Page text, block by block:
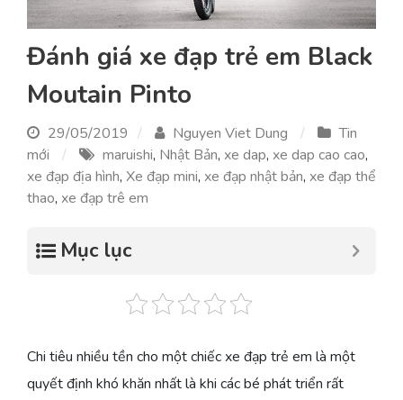
Đánh giá xe đạp trẻ em Black
Moutain Pinto
29/05/2019 Nguyen Viet Dung
Tin
mới
maruishi, Nhật Bản, xe dap, xe dap cao cao,
xe đạp địa hình, Xe đạp mini, xe đạp nhật bản, xe đạp thể
thao, xe đạp trê em
Mục lục
Chi tiêu nhiều tền cho một chiếc xe đạp trẻ em là một
quyết định khó khăn nhất là khi các bé phát triển rất